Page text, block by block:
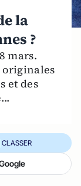
la
?
mars.
originales
et des
CLASSER